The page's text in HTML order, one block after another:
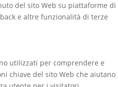
del sito Web su piattaforme di
e altre funzionalità di terze
utilizzati per comprendere e
chiave del sito Web che aiutano